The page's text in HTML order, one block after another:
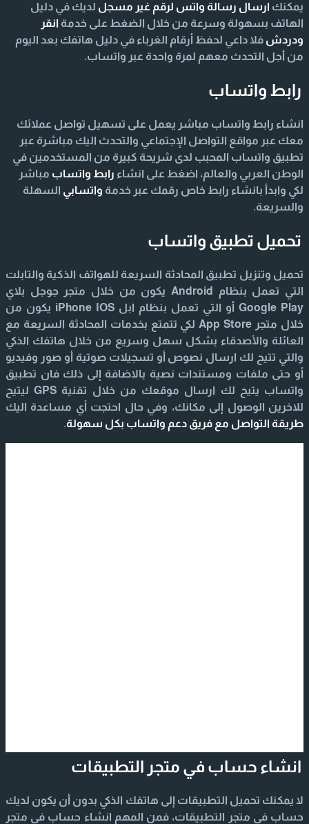
يمكنك ارسال رسالة واتس لرقم غير مسجل لديك في دليل
الهاتف بسهولة وسرعة من خلال الضغط على خدمة انقر
ودردش فلا داعي لحفظ أرقام الغرباء في دليل هاتفك بعد اليوم
من أجل التحدث معهم لمرة واحدة عبر واتساب.
رابط واتساب
انشاء رابط واتساب مباشر يعمل على تسهيل تواصل عملائك
معك عبر مواقع التواصل الإجتماعي والتحدث اليك مباشرة عبر
تطبيق واتساب المحبب لدى شريحة كبيرة من المستخدمين في
الوطن العربي والعالم، اضغط على انشاء رابط واتساب مباشر
لكي وابدأ بانشاء رابط خاص رقمك عبر خدمة واتسابي السهلة
والسريعة.
تحميل تطبيق واتساب
تحميل وتنزيل تطبيق المحادثة السريعة للهواتف الذكية والتابلت
التي تعمل بنظام Android يكون من خلال متجر جوجل بلاي
Google Play أو التي تعمل بنظام ابل iPhone IOS يكون من
خلال متجر App Store لكي تتمتع بخدمات المحادثة السريعة مع
العائلة والأصدقاء بشكل سهل وسريع من خلال هاتفك الذكي
والتي تتيح لك ارسال نصوص أو تسجيلات صوتية أو صور وفيديو
أو حتى ملفات ومستندات نصية بالاضافة إلى ذلك فان تطبيق
واتساب يتيح لك ارسال موقعك من خلال تقنية GPS ليتيح
للاخرين الوصول إلى مكانك، وفي حال احتجت أي مساعدة اليك
طريقة التواصل مع فريق دعم واتساب بكل سهولة.
انشاء حساب في متجر التطبيقات
لا يمكنك تحميل التطبيقات إلى هاتفك الذكي بدون أن يكون لديك
حساب في متجر التطبيقات، فمن المهم انشاء حساب في متجر